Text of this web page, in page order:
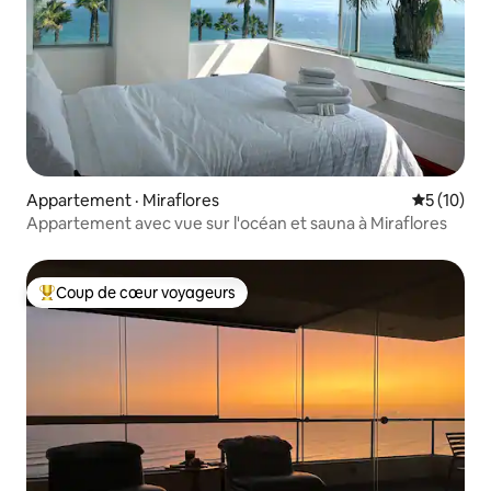
Appartement · Miraflores Note
5 (10)
Appartement avec vue sur l'océan et sauna à Miraflores
Coup de cœur voyageurs parmi les plus aimés
Coup de cœur voyageurs